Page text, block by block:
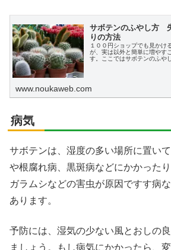
サボテンのふやし方
りの方法
１００円ショップでも見かけ
が、実は以外と簡単に増やす
す。ここではサボテンのふや
www.noukaweb.com
病気
サボテンは、湿度の多い場所に置いて
や根腐れ病、黒斑病などにかかった
ガラムシなどの害虫が原因ですす病
あります。
予防には、湿気の少ない風とおしの
ましょう。もし病気にかかったら、